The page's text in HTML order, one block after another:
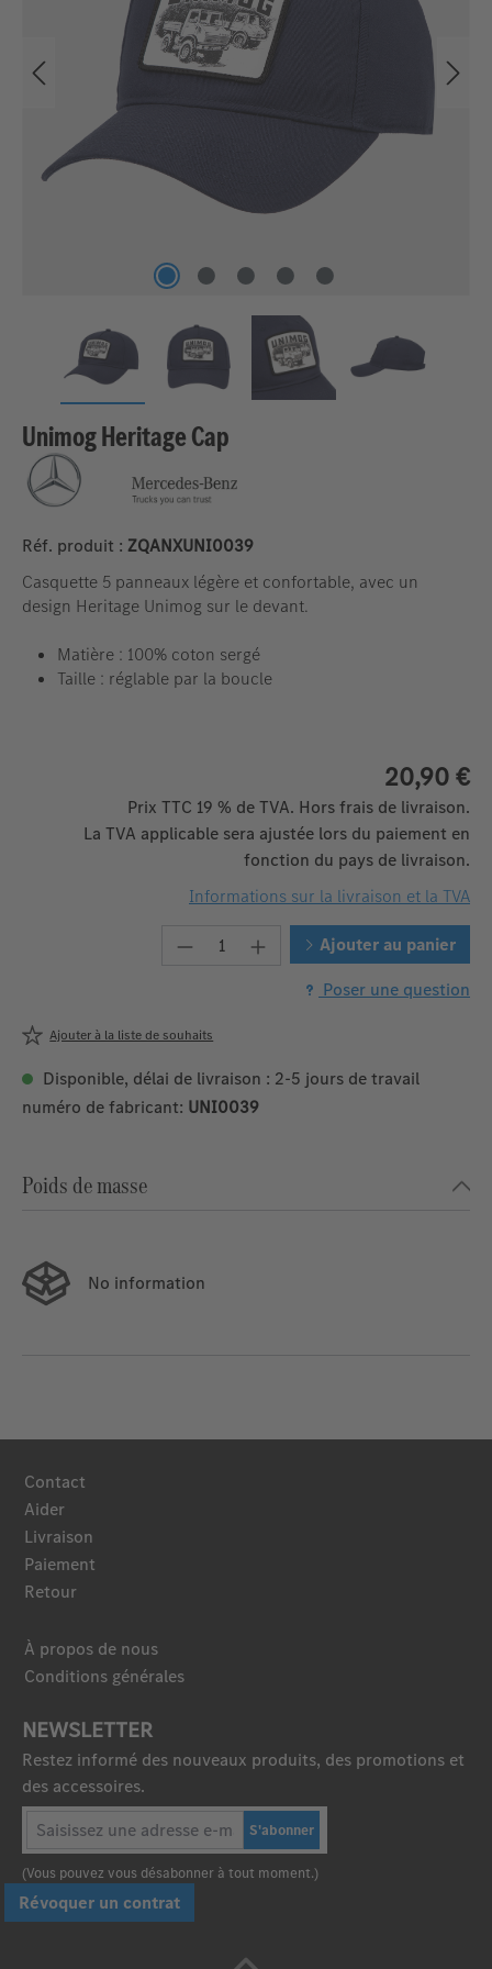
Unimog Heritage Cap
Réf. produit : ZQANXUNI0039
Casquette 5 panneaux légère et confortable, avec un
design Heritage Unimog sur le devant.
Matière : 100% coton sergé
Taille : réglable par la boucle
20,90 €
Prix TTC 19 % de TVA. Hors frais de livraison.
La TVA applicable sera ajustée lors du paiement en
fonction du pays de livraison.
Informations sur la livraison et la TVA
Quantité de produit : Entrez
Ajouter au panier
Poser une question
Ajouter à la liste de souhaits
Disponible, délai de livraison : 2-5 jours de travail
numéro de fabricant: UNI0039
Poids de masse
No information
Contact
Aider
Livraison
Paiement
Retour
À propos de nous
Conditions générales
NEWSLETTER
Restez informé des nouveaux produits, des promotions et
des accessoires.
S'abonner
(Vous pouvez vous désabonner à tout moment.)
Révoquer un contrat